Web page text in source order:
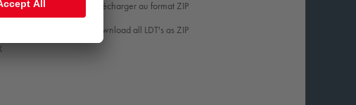
Télécharger au format ZIP
Download all LDT's as ZIP
= 0,47